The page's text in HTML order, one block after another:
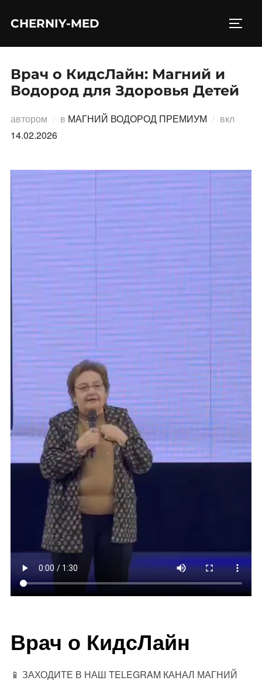
CHERNIY-MED
Врач о КидсЛайн: Магний и
Водород для Здоровья Детей
автором в МАГНИЙ ВОДОРОД ПРЕМИУМ вкл
14.02.2026
Врач о КидсЛайн
📱 ЗАХОДИТЕ В НАШ TELEGRAM КАНАЛ МАГНИЙ